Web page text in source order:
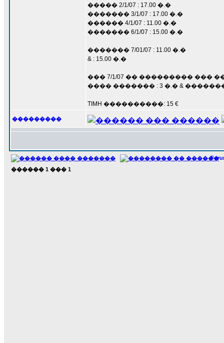
����� 2/1/07 : 17.00 �.�
������� 3/1/07 : 17.00 �.�
������ 4/1/07 : 11.00 �.�
������� 6/1/07 : 15.00 �.�
������� 7/01/07 : 11.00 �.�
& : 15.00 �.�
��� 7/1/07 �� ���������
���� ������� : 3 �.� & �������
TIMH ����������: 15 €
���������
������ 1 ��� 1